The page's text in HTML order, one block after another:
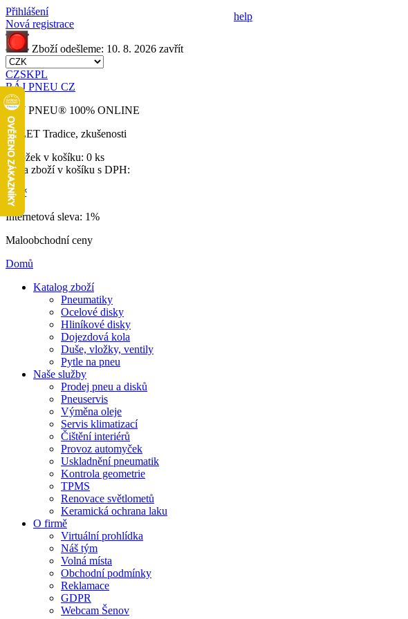
Přihlášení
Nová registrace
Zboží odešleme: 10. 8. 2026 zavřít
CZSKPL
RÁJ PNEU CZ
RÁJ PNEU® 100% ONLINE
32 LET Tradice, zkušenosti
Položek v košíku: 0 ks
Cena zboží v košíku s DPH:
0 Kč
Internetová sleva: 1%
Maloobchodní ceny
Domů
Katalog zboží
Pneumatiky
Ocelové disky
Hliníkové disky
Dojezdová kola
Duše, vložky, ventily
Pytle na pneu
Naše služby
Prodej pneu a disků
Pneuservis
Výměna oleje
Servis klimatizací
Čištění interiérů
Provoz automyček
Uskladnění pneumatik
Kontrola geometrie
TPMS
Renovace světlometů
Keramická ochrana laku
O firmě
Virtuální prohlídka
Náš tým
Volná místa
Obchodní podmínky
Reklamace
GDPR
Webcam Šenov
help